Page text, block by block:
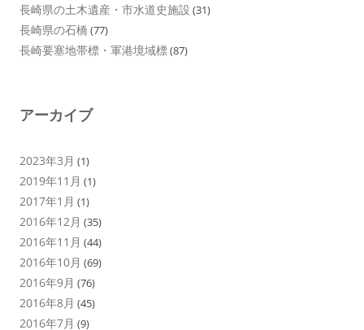
長崎県の土木遺産・市水道史施設 (31)
長崎県の石橋 (77)
長崎要塞地帯標・軍港境域標(87)
アーカイブ
2023年3月 (1)
2019年11月 (1)
2017年1月 (1)
2016年12月 (35)
2016年11月 (44)
2016年10月 (69)
2016年9月 (76)
2016年8月 (45)
2016年7月 (9)